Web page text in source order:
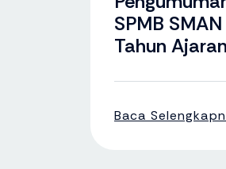
SPMB
Tahun
Baca